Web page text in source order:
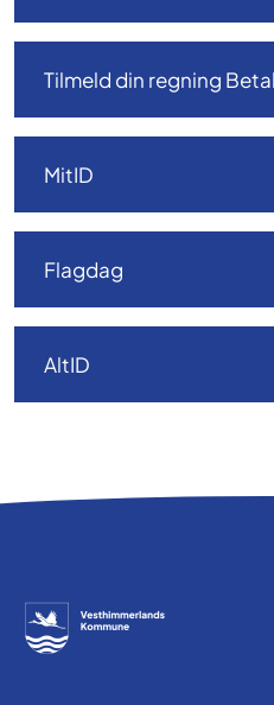
Tilmeld din regning
MitID
Flagdag
AltID